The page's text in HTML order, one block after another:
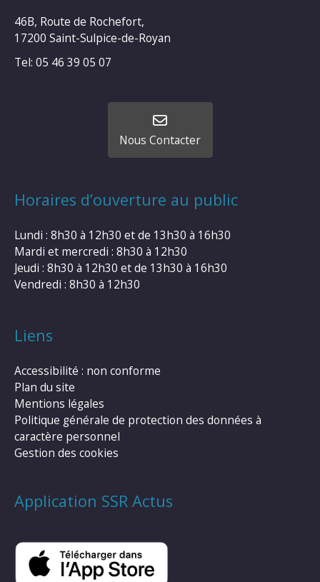
46B, Route de Rochefort,
17200 Saint-Sulpice-de-Royan
Tel: 05 46 39 05 07
Nous Contacter
Horaires d’ouverture au public
Lundi : 8h30 à 12h30 et de 13h30 à 16h30
Mardi et mercredi : 8h30 à 12h30
Jeudi : 8h30 à 12h30 et de 13h30 à 16h30
Vendredi : 8h30 à 12h30
Liens
Accessibilité : non conforme
Plan du site
Mentions légales
Politique générale de protection des données à
caractère personnel
Gestion des cookies
Application SSR Actus